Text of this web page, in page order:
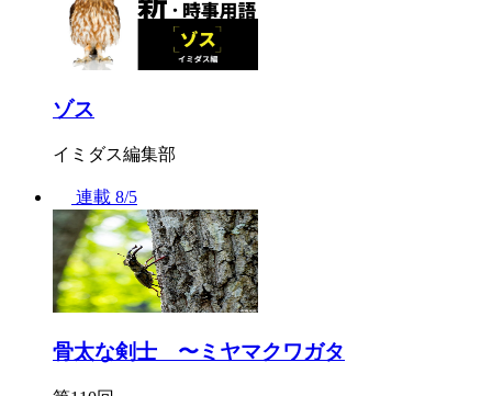
ゾス
イミダス編集部
連載 8/5
骨太な剣士 〜ミヤマクワガタ